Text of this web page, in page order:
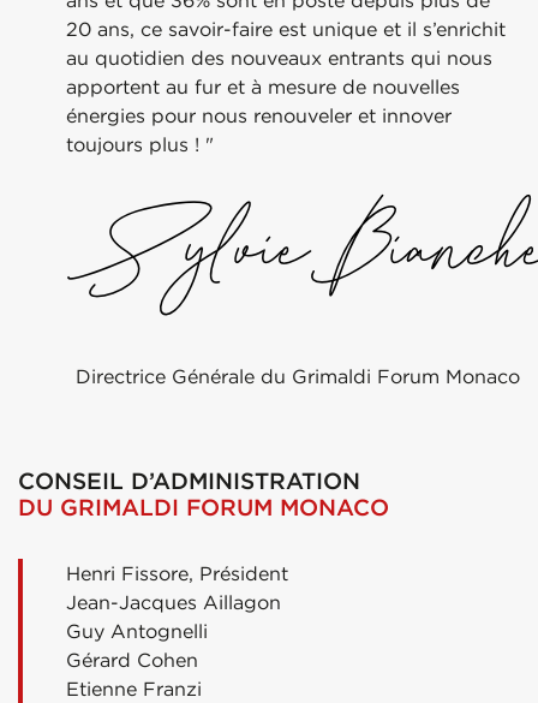
20 ans, ce savoir-faire est unique et il s’enrichit
au quotidien des nouveaux entrants qui nous
apportent au fur et à mesure de nouvelles
énergies pour nous renouveler et innover
toujours plus ! "
Directrice Générale du Grimaldi Forum Monaco
CONSEIL D’ADMINISTRATION
DU GRIMALDI FORUM MONACO
Henri Fissore, Président
Jean-Jacques Aillagon
Guy Antognelli
Gérard Cohen
Etienne Franzi